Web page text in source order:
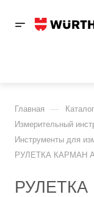
Главная — Каталог
Измерительный
Инструменты для
РУЛЕТКА КАРМАН